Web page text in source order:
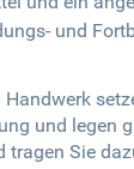
und
und legen
tragen Sie